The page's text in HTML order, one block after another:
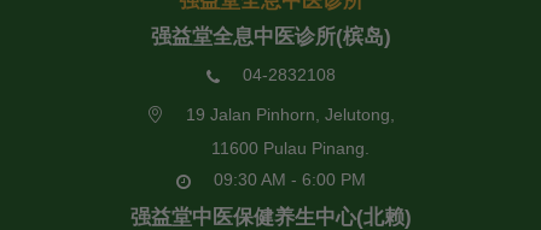
强益堂全息中医诊所(槟岛)
04-2832108
19 Jalan Pinhorn, Jelutong,
11600 Pulau Pinang.
09:30 AM - 6:00 PM
强益堂中医保健养生中心(北赖)